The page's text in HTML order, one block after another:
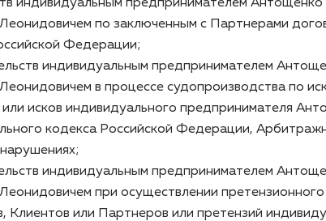
индивидуальным предпринимателем
по заключенным с Партнерами
Федерации;
индивидуальным предпринимателем
в процессе судопроизводства по
исков индивидуального предпринимателя
кодекса Российской Федерации,
индивидуальным предпринимателем
при осуществлении
Клиентов или Партнеров или претензий